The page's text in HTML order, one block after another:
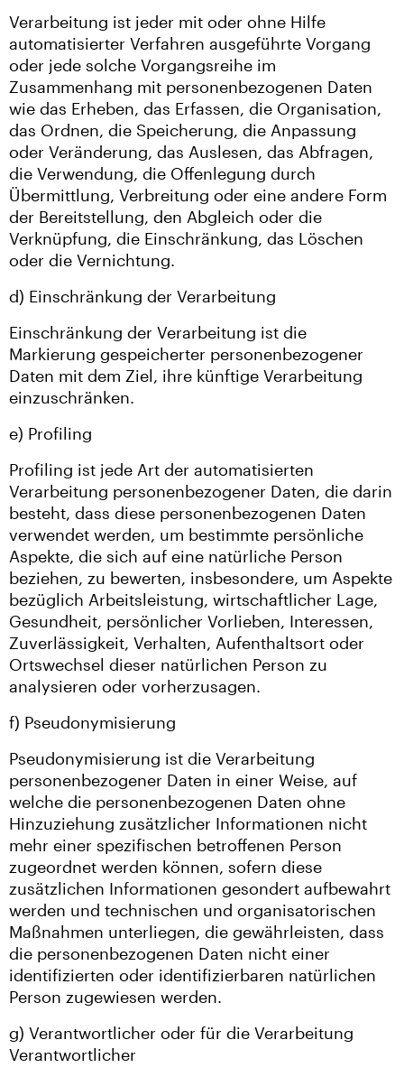
Verarbeitung ist jeder mit oder ohne Hilfe
automatisierter Verfahren ausgeführte Vorgang
oder jede solche Vorgangsreihe im
Zusammenhang mit personenbezogenen Daten
wie das Erheben, das Erfassen, die Organisation,
das Ordnen, die Speicherung, die Anpassung
oder Veränderung, das Auslesen, das Abfragen,
die Verwendung, die Offenlegung durch
Übermittlung, Verbreitung oder eine andere Form
der Bereitstellung, den Abgleich oder die
Verknüpfung, die Einschränkung, das Löschen
oder die Vernichtung.
d) Einschränkung der Verarbeitung
Einschränkung der Verarbeitung ist die
Markierung gespeicherter personenbezogener
Daten mit dem Ziel, ihre künftige Verarbeitung
einzuschränken.
e) Profiling
Profiling ist jede Art der automatisierten
Verarbeitung personenbezogener Daten, die darin
besteht, dass diese personenbezogenen Daten
verwendet werden, um bestimmte persönliche
Aspekte, die sich auf eine natürliche Person
beziehen, zu bewerten, insbesondere, um Aspekte
bezüglich Arbeitsleistung, wirtschaftlicher Lage,
Gesundheit, persönlicher Vorlieben, Interessen,
Zuverlässigkeit, Verhalten, Aufenthaltsort oder
Ortswechsel dieser natürlichen Person zu
analysieren oder vorherzusagen.
f) Pseudonymisierung
Pseudonymisierung ist die Verarbeitung
personenbezogener Daten in einer Weise, auf
welche die personenbezogenen Daten ohne
Hinzuziehung zusätzlicher Informationen nicht
mehr einer spezifischen betroffenen Person
zugeordnet werden können, sofern diese
zusätzlichen Informationen gesondert aufbewahrt
werden und technischen und organisatorischen
Maßnahmen unterliegen, die gewährleisten, dass
die personenbezogenen Daten nicht einer
identifizierten oder identifizierbaren natürlichen
Person zugewiesen werden.
g) Verantwortlicher oder für die Verarbeitung
Verantwortlicher